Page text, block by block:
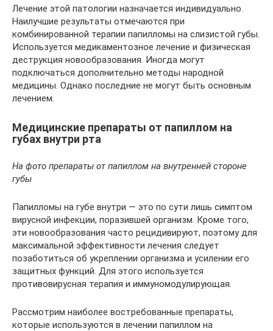
Лечение этой патологии назначается индивидуально.
Наилучшие результаты отмечаются при
комбинированной терапии папилломы на слизистой губы.
Используется медикаментозное лечение и физическая
деструкция новообразования. Иногда могут
подключаться дополнительно методы народной
медицины. Однако последние не могут быть основным
лечением.
Медицинские препараты от папиллом на
губах внутри рта
На фото препараты от папиллом на внутренней стороне
губы
Папилломы на губе внутри — это по сути лишь симптом
вирусной инфекции, поразившей организм. Кроме того,
эти новообразования часто рецидивируют, поэтому для
максимальной эффективности лечения следует
позаботиться об укреплении организма и усилении его
защитных функций. Для этого используется
противовирусная терапия и иммуномодулирующая.
Рассмотрим наиболее востребованные препараты,
которые используются в лечении папиллом на